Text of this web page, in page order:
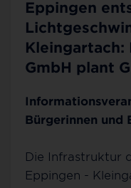
Eppingen
Kleingartach:
GmbH plant
Bürgerinnen und
Die Infrastruktur
Eppingen -